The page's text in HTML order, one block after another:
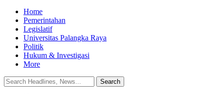
Home
Pemerintahan
Legislatif
Universitas Palangka Raya
Politik
Hukum & Investigasi
More